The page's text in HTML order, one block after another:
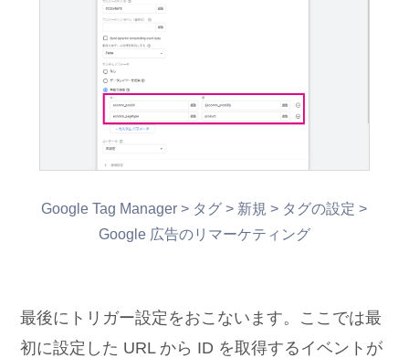
Google Tag Manager > タグ > 新規 > タグの設定 >
Google 広告のリマーケティング
最後にトリガー設定をおこないます。ここでは最
初に設定した URL から ID を取得するイベントが